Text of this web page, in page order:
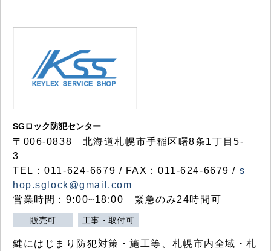
SGロック防犯センター
〒006-0838 北海道札幌市手稲区曙8条1丁目5-
3
TEL：011-624-6679 / FAX：011-624-6679 / s
hop.sglock@gmail.com
営業時間：9:00~18:00 緊急のみ24時間可
販売可 工事・取付可
鍵にはじまり防犯対策・施工等、札幌市内全域・札